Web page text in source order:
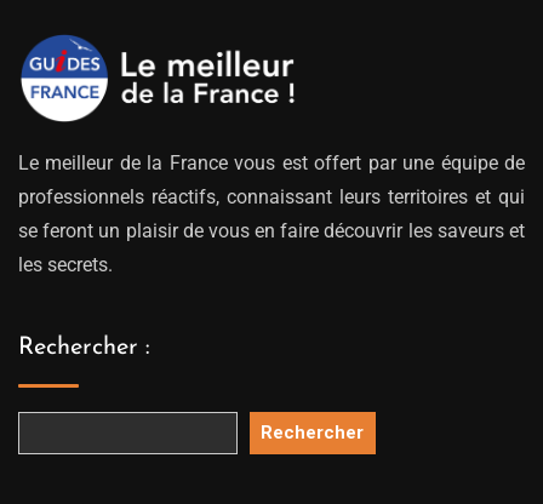
Le meilleur de la France vous est offert par une équipe de
professionnels réactifs, connaissant leurs territoires et qui
se feront un plaisir de vous en faire découvrir les saveurs et
les secrets.
Rechercher :
Rechercher